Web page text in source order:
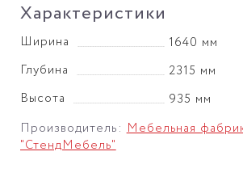
Характеристики
Ширина
1640 мм
Глубина
2315 мм
Высота
935 мм
Производитель:Мебельная
"СтендМебель"